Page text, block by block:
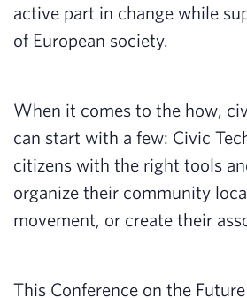
active part in change while
of European society.
When it comes to the how,
can start with a few: Civic
citizens with the right tools
organize their community
movement, or create their
This Conference on the